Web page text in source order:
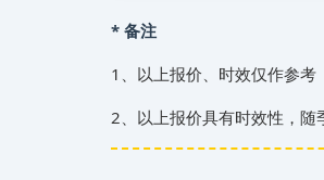
* 备注
1、以上报价、时效仅作参考
2、以上报价具有时效性，随